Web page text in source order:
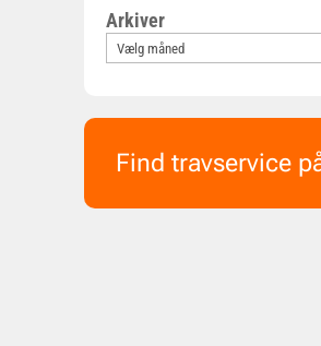
Arkiver
Find travservice